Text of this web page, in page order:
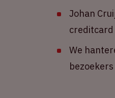
Johan
We